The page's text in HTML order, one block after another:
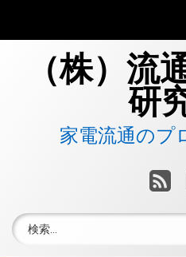
当社へのお問い合わせ
（株）流
研
家電流通のプ